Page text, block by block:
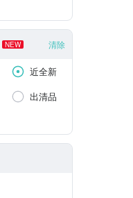
NEW 清除
近全新
出清品